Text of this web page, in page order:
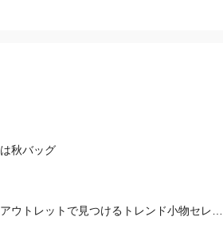
秋バッグ
ウトレットで見つけるトレンド小物セレク